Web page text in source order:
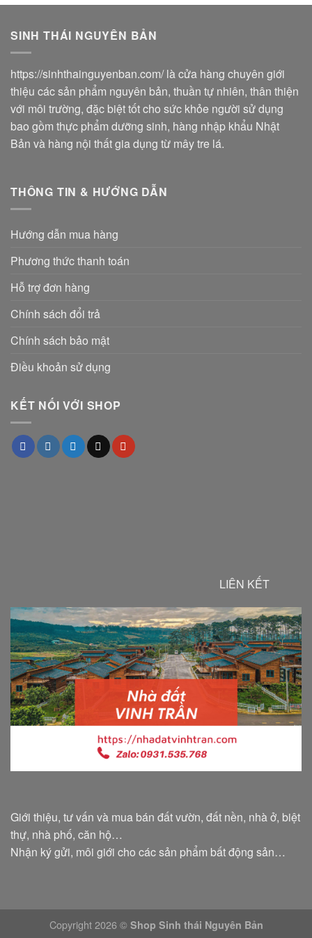
SINH THÁI NGUYÊN BẢN
https://sinhthainguyenban.com/là cửa hàng chuyên giới
thiệu các sản phẩm nguyên bản, thuần tự nhiên, thân thiện
với môi trường, đặc biệt tốt cho sức khỏe người sử dụng
bao gồm thực phẩm dưỡng sinh, hàng nhập khẩu Nhật
Bản và hàng nội thất gia dụng từ mây tre lá.
THÔNG TIN & HƯỚNG DẪN
Hướng dẫn mua hàng
Phương thức thanh toán
Hỗ trợ đơn hàng
Chính sách đổi trả
Chính sách bảo mật
Điều khoản sử dụng
KẾT NỐI VỚI SHOP
LIÊN KẾT
Giới thiệu, tư vấn và mua bán đất vườn, đất nền, nhà ở, biệt
thự, nhà phố, căn hộ…
Nhận ký gửi, môi giới cho các sản phẩm bất động sản…
Copyright 2026 © Shop Sinh thái Nguyên Bản